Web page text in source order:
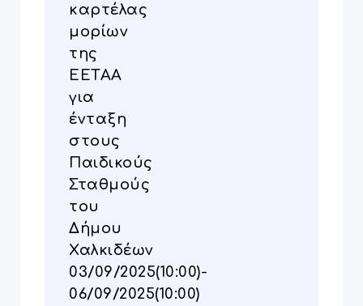
καρτέλας
μορίων
της
ΕΕΤΑΑ
για
ένταξη
στους
Παιδικούς
Σταθμούς
του
Δήμου
Χαλκιδέων
03/09/2025(10:00)-
06/09/2025(10:00)